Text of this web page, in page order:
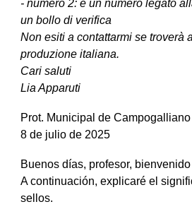
- numero 2: è un numero legato
un bollo di verifica
Non esiti a contattarmi se troverà
produzione italiana.
Cari saluti
Lia Apparuti
Prot. Municipal de Campogalliano
8 de julio de 2025
Buenos días, profesor,
A continuación, explicaré el
sellos.